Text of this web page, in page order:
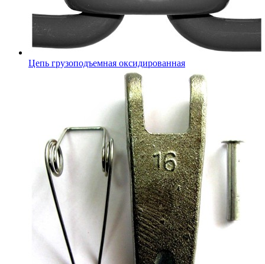
Цепь грузоподъемная оксидированная